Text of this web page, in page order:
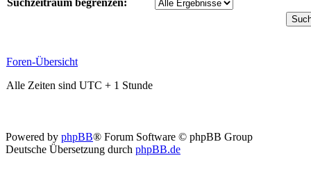
Suchzeitraum begrenzen:
Foren-Übersicht
Alle Zeiten sind UTC + 1 Stunde
Powered by phpBB® Forum Software © phpBB Group
Deutsche Übersetzung durch phpBB.de